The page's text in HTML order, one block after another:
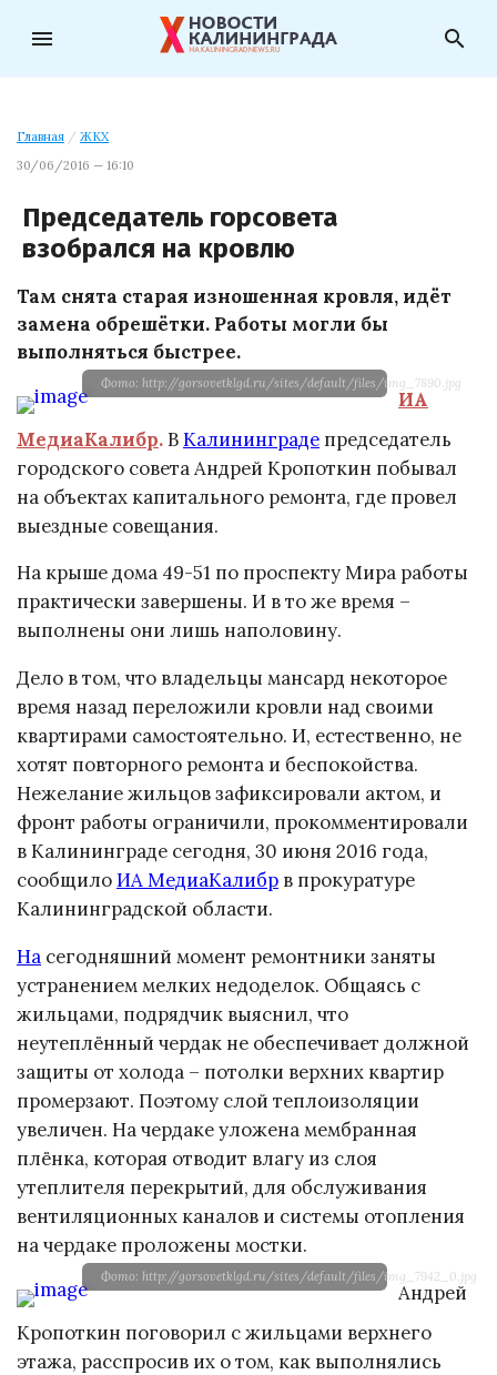
menu search
Главная / ЖКХ
30/06/2016 — 16:10
Председатель горсовета
взобрался на кровлю
Там снята старая изношенная кровля, идёт
замена обрешётки. Работы могли бы
выполняться быстрее.
Фото: http://gorsovetklgd.ru/sites/default/files/img_7890.jpg
ИА
МедиаКалибр.ВКалининграде председатель
городского совета Андрей Кропоткин побывал
на объектах капитального ремонта, где провел
выездные совещания.
На крыше дома 49-51 по проспекту Мира работы
практически завершены. И в то же время –
выполнены они лишь наполовину.
Дело в том, что владельцы мансард некоторое
время назад переложили кровли над своими
квартирами самостоятельно. И, естественно, не
хотят повторного ремонта и беспокойства.
Нежелание жильцов зафиксировали актом, и
фронт работы ограничили, прокомментировали
в Калининграде сегодня, 30 июня 2016 года,
сообщилоИА МедиаКалибр в прокуратуре
Калининградской области.
На сегодняшний момент ремонтники заняты
устранением мелких недоделок. Общаясь с
жильцами, подрядчик выяснил, что
неутеплённый чердак не обеспечивает должной
защиты от холода – потолки верхних квартир
промерзают. Поэтому слой теплоизоляции
увеличен. На чердаке уложена мембранная
плёнка, которая отводит влагу из слоя
утеплителя перекрытий, для обслуживания
вентиляционных каналов и системы отопления
на чердаке проложены мостки.
Фото: http://gorsovetklgd.ru/sites/default/files/img_7942_0.jpg
Андрей
Кропоткин поговорил с жильцами верхнего
этажа, расспросив их о том, как выполнялись